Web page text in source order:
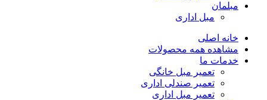
مبلمان
مبل اداری
خانه اصلی
مشاهده همه محصولات
خدمات ما
تعمیر مبل خانگی
تعمیر صندلی اداری
تعمیر مبل اداری